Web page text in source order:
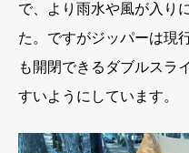
で、より雨水や風が入り
た。ですがジッパーは現
も開閉できるダブルスラ
すいようにしています。